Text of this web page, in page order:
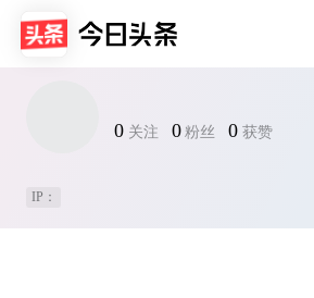
0 关注 0 粉丝 0 获赞
IP：